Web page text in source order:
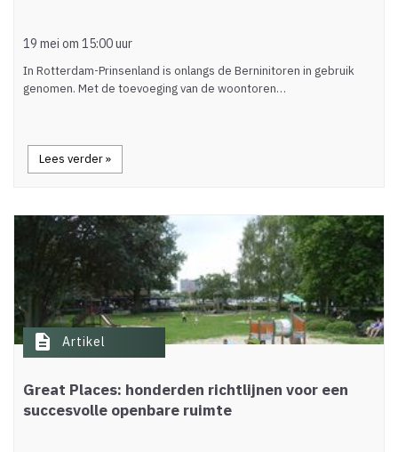
19 mei om 15:00 uur
In Rotterdam-Prinsenland is onlangs de Berninitoren in gebruik
genomen. Met de toevoeging van de woontoren…
Lees verder »
description Artikel
Great Places: honderden richtlijnen voor een
succesvolle openbare ruimte